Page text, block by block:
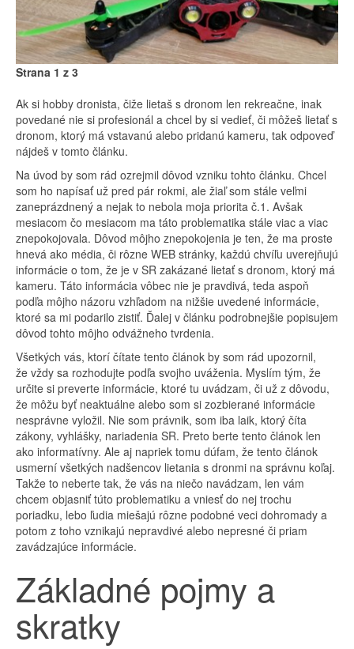
Strana 1 z 3
Ak si hobby dronista, čiže lietaš s dronom len rekreačne, inak
povedané nie si profesionál a chcel by si vedieť, či môžeš lietať s
dronom, ktorý má vstavanú alebo pridanú kameru, tak odpoveď
nájdeš v tomto článku.
Na úvod by som rád ozrejmil dôvod vzniku tohto článku. Chcel
som ho napísať už pred pár rokmi, ale žiaľ som stále veľmi
zaneprázdnený a nejak to nebola moja priorita č.1. Avšak
mesiacom čo mesiacom ma táto problematika stále viac a viac
znepokojovala. Dôvod môjho znepokojenia je ten, že ma proste
hnevá ako média, či rôzne WEB stránky, každú chvíľu uverejňujú
informácie o tom, že je v SR zakázané lietať s dronom, ktorý má
kameru. Táto informácia vôbec nie je pravdivá, teda aspoň
podľa môjho názoru vzhľadom na nižšie uvedené informácie,
ktoré sa mi podarilo zistiť. Ďalej v článku podrobnejšie popisujem
dôvod tohto môjho odvážneho tvrdenia.
Všetkých vás, ktorí čítate tento článok by som rád upozornil,
že vždy sa rozhodujte podľa svojho uváženia. Myslím tým, že
určite si preverte informácie, ktoré tu uvádzam, či už z dôvodu,
že môžu byť neaktuálne alebo som si zozbierané informácie
nesprávne vyložil. Nie som právnik, som iba laik, ktorý číta
zákony, vyhlášky, nariadenia SR. Preto berte tento článok len
ako informatívny. Ale aj napriek tomu dúfam, že tento článok
usmerní všetkých nadšencov lietania s dronmi na správnu koľaj.
Takže to neberte tak, že vás na niečo navádzam, len vám
chcem objasniť túto problematiku a vniesť do nej trochu
poriadku, lebo ľudia miešajú rôzne podobné veci dohromady a
potom z toho vznikajú nepravdivé alebo nepresné či priam
zavádzajúce informácie.
Základné pojmy a
skratky